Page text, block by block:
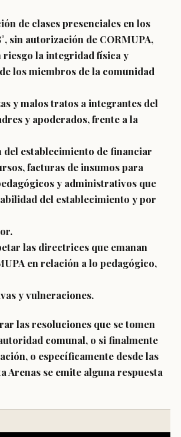
de clases presenciales en los
sin autorización de CORMUPA,
riesgo la integridad física y
los miembros de la comunidad
y malos tratos a integrantes del
y apoderados, frente a la
del establecimiento de financiar
facturas de insumos para
y administrativos que
del establecimiento y por
las directrices que emanan
en relación a lo pedagógico,
y vulneraciones.
las resoluciones que se tomen
comunal, o si finalmente
o específicamente desde las
Arenas se emite alguna respuesta